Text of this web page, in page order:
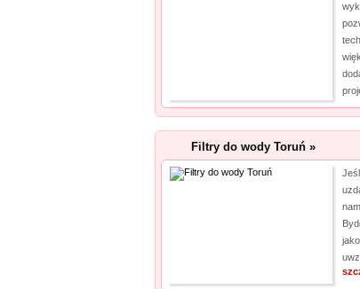
Filtry do wody Toruń »